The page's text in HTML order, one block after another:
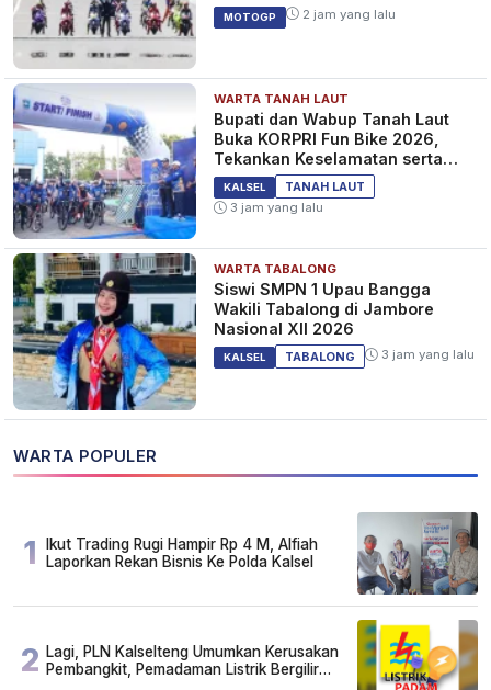
MOTOGP 2 jam yang lalu
WARTA TANAH LAUT
Bupati dan Wabup Tanah Laut
Buka KORPRI Fun Bike 2026,
Tekankan Keselamatan serta
Kebersamaan
KALSEL
TANAH LAUT
3 jam yang lalu
WARTA TABALONG
Siswi SMPN 1 Upau Bangga
Wakili Tabalong di Jambore
Nasional XII 2026
KALSEL TABALONG 3 jam yang lalu
WARTA POPULER
1
Ikut Trading Rugi Hampir Rp 4 M, Alfiah
Laporkan Rekan Bisnis Ke Polda Kalsel
2 Lagi, PLN Kalselteng Umumkan Kerusakan
Pembangkit, Pemadaman Listrik Bergilir